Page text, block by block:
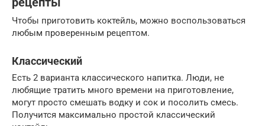
Чтобы приготовить коктейль, можно воспользоваться
любым проверенным рецептом.
Классический
Есть 2 варианта классического напитка. Люди, не
любящие тратить много времени на приготовление,
могут просто смешать водку и сок и посолить смесь.
Получится максимально простой классический